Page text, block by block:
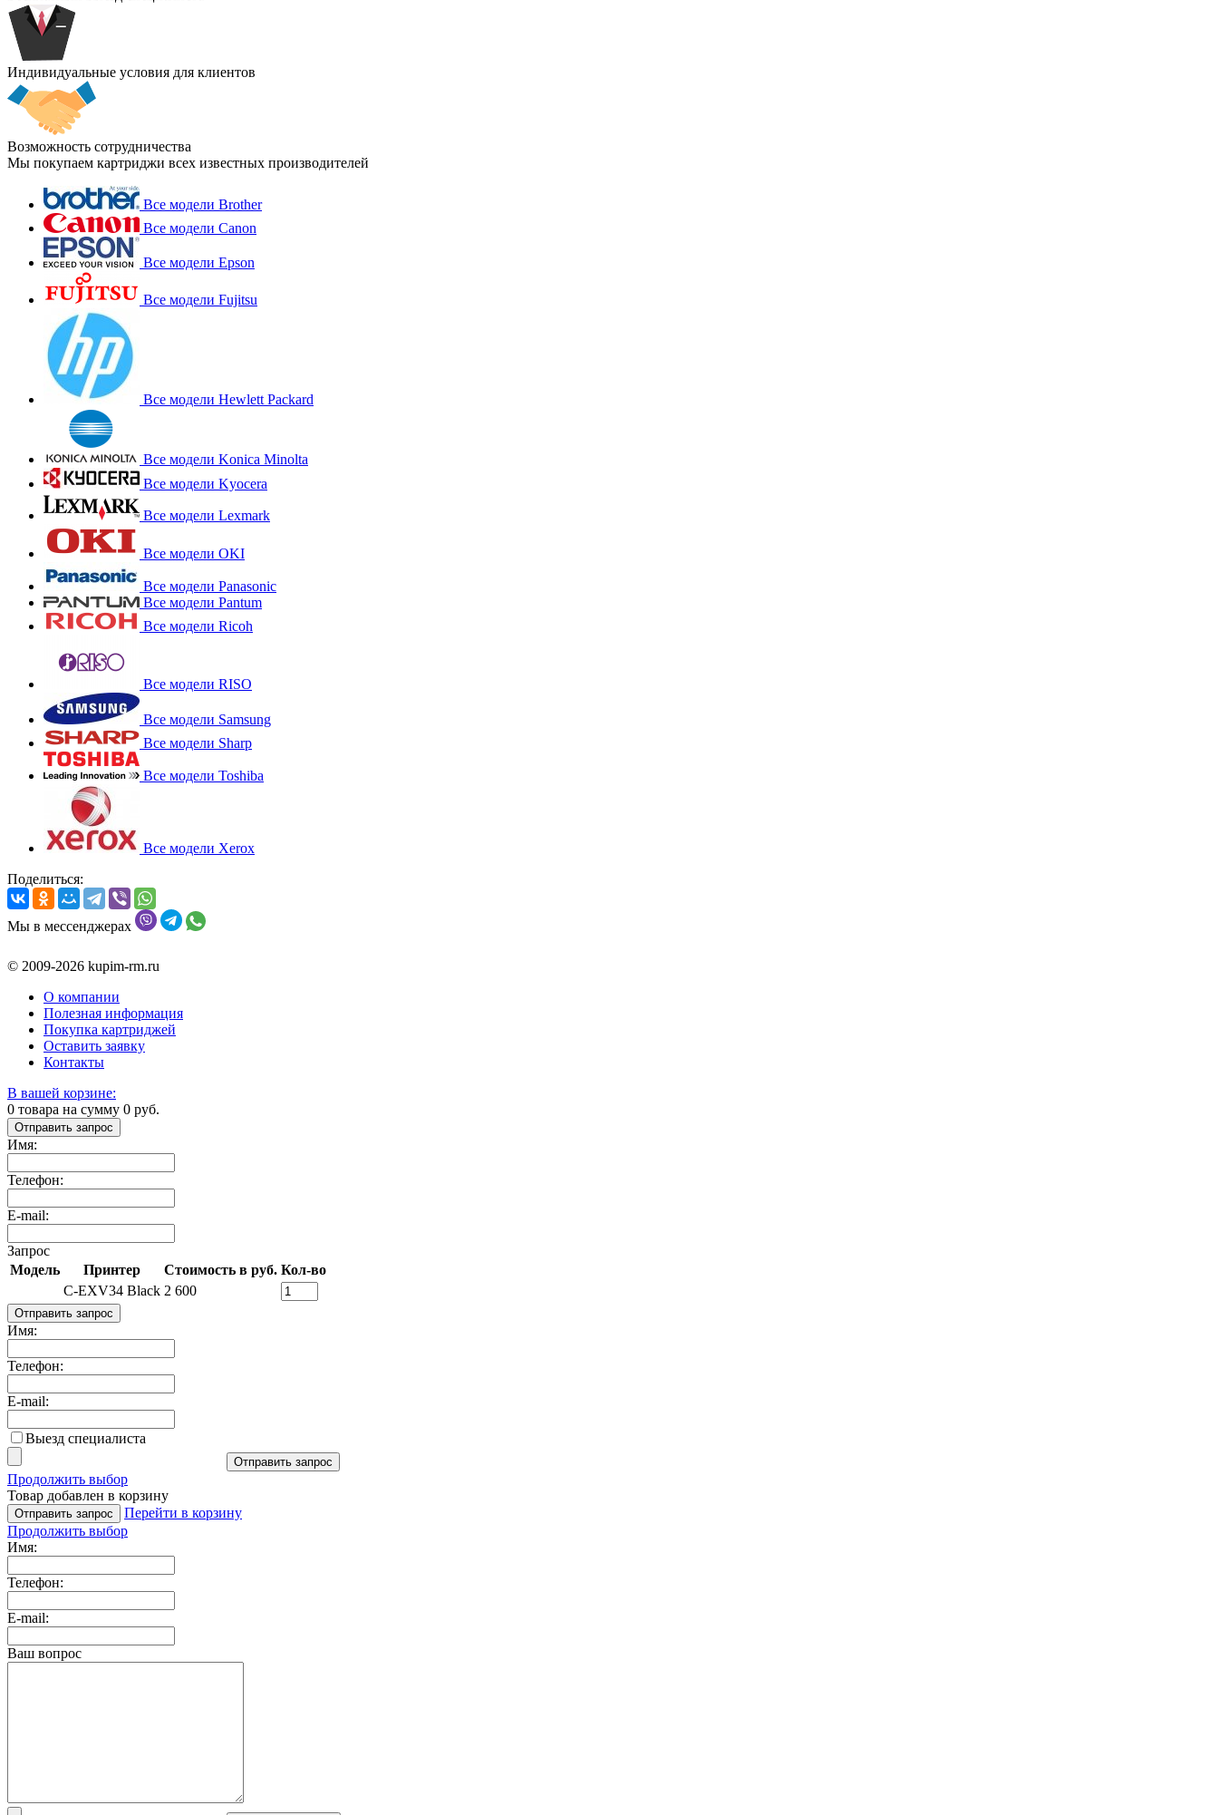
Индивидуальные условия для клиентов
Возможность сотрудничества
Мы покупаем картриджи всех известных производителей
Все модели Brother
Все модели Canon
Все модели Epson
Все модели Fujitsu
Все модели Hewlett Packard
Все модели Konica Minolta
Все модели Kyocera
Все модели Lexmark
Все модели OKI
Все модели Panasonic
Все модели Pantum
Все модели Ricoh
Все модели RISO
Все модели Samsung
Все модели Sharp
Все модели Toshiba
Все модели Xerox
Поделиться:
Мы в мессенджерах
© 2009-2026 kupim-rm.ru
О компании
Полезная информация
Покупка картриджей
Оставить заявку
Контакты
В вашей корзине:
0 товара на сумму 0 руб.
Отправить запрос
Имя:
Телефон:
E-mail:
Запрос
Модель
Принтер Стоимость в руб. Кол-во
C-EXV34 Black 2 600
Отправить запрос
Имя:
Телефон:
E-mail:
Выезд специалиста
Отправить запрос
Продолжить выбор
Товар добавлен в корзину
Отправить запрос
Перейти в корзину
Продолжить выбор
Имя:
Телефон:
E-mail:
Ваш вопрос